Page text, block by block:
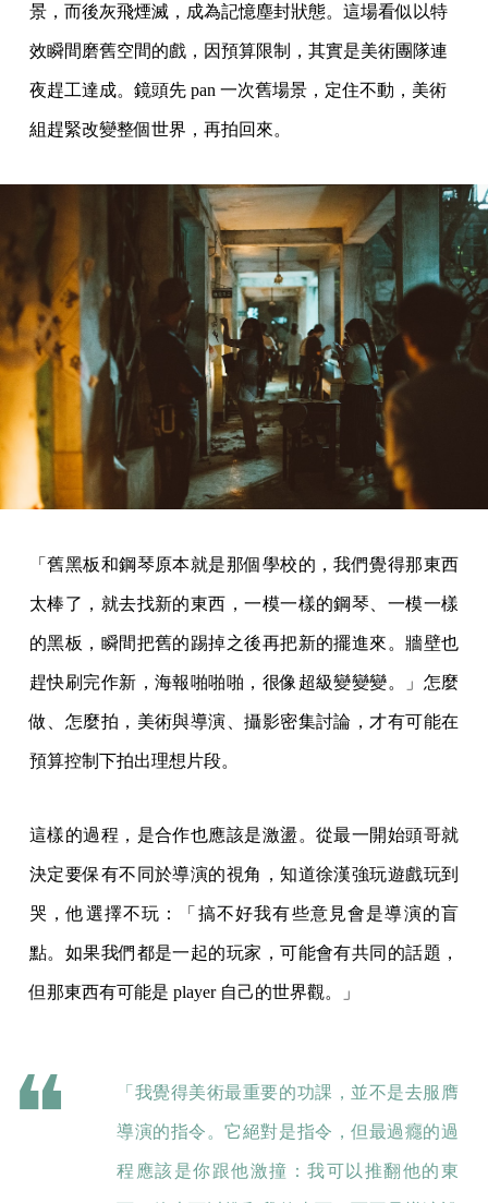
景，而後灰飛煙滅，成為記憶塵封狀態。這場看似以特
效瞬間磨舊空間的戲，因預算限制，其實是美術團隊連
夜趕工達成。鏡頭先 pan 一次舊場景，定住不動，美術
組趕緊改變整個世界，再拍回來。
「舊黑板和鋼琴原本就是那個學校的，我們覺得那東西
太棒了，就去找新的東西，一模一樣的鋼琴、一模一樣
的黑板，瞬間把舊的踢掉之後再把新的擺進來。牆壁也
趕快刷完作新，海報啪啪啪，很像超級變變變。」怎麼
做、怎麼拍，美術與導演、攝影密集討論，才有可能在
預算控制下拍出理想片段。
這樣的過程，是合作也應該是激盪。從最一開始頭哥就
決定要保有不同於導演的視角，知道徐漢強玩遊戲玩到
哭，他選擇不玩：「搞不好我有些意見會是導演的盲
點。如果我們都是一起的玩家，可能會有共同的話題，
但那東西有可能是 player 自己的世界觀。」
「我覺得美術最重要的功課，並不是去服膺
導演的指令。它絕對是指令，但最過癮的過
程應該是你跟他激撞：我可以推翻他的東